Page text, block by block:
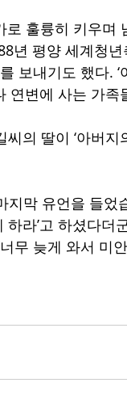
로 훌륭히 키우
년 평양 세계청
보내기도 했다.
연변에 사는 가
의 딸이 ‘아버
지막 유언을 들
하라’고 하셨다
무 늦게 와서 미